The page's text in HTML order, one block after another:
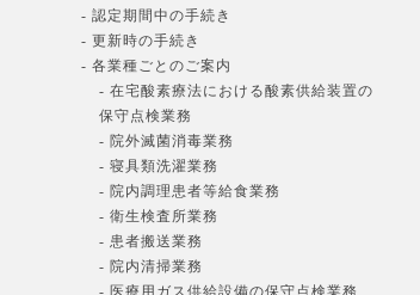
- 認定期間中の手続き
- 更新時の手続き
- 各業種ごとのご案内
- 在宅酸素療法における酸素供給装置の
保守点検業務
- 院外滅菌消毒業務
- 寝具類洗濯業務
- 院内調理患者等給食業務
- 衛生検査所業務
- 患者搬送業務
- 院内清掃業務
- 医療用ガス供給設備の保守点検業務